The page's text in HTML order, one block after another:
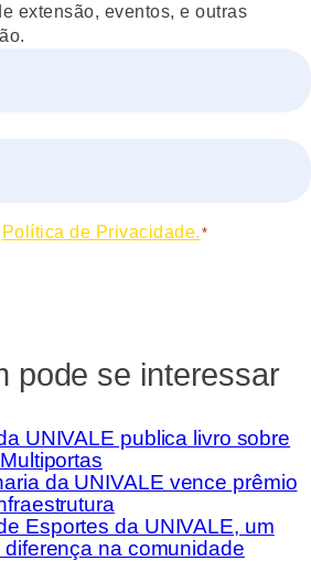
extensão, eventos, e outras
Política de Privacidade. *
pode se interessar
UNIVALE publica livro sobre
da UNIVALE vence prêmio
Esportes da UNIVALE, um
na comunidade